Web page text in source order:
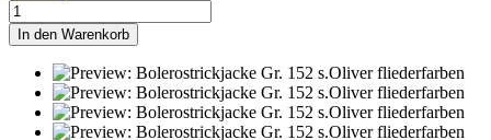
In den Warenkorb